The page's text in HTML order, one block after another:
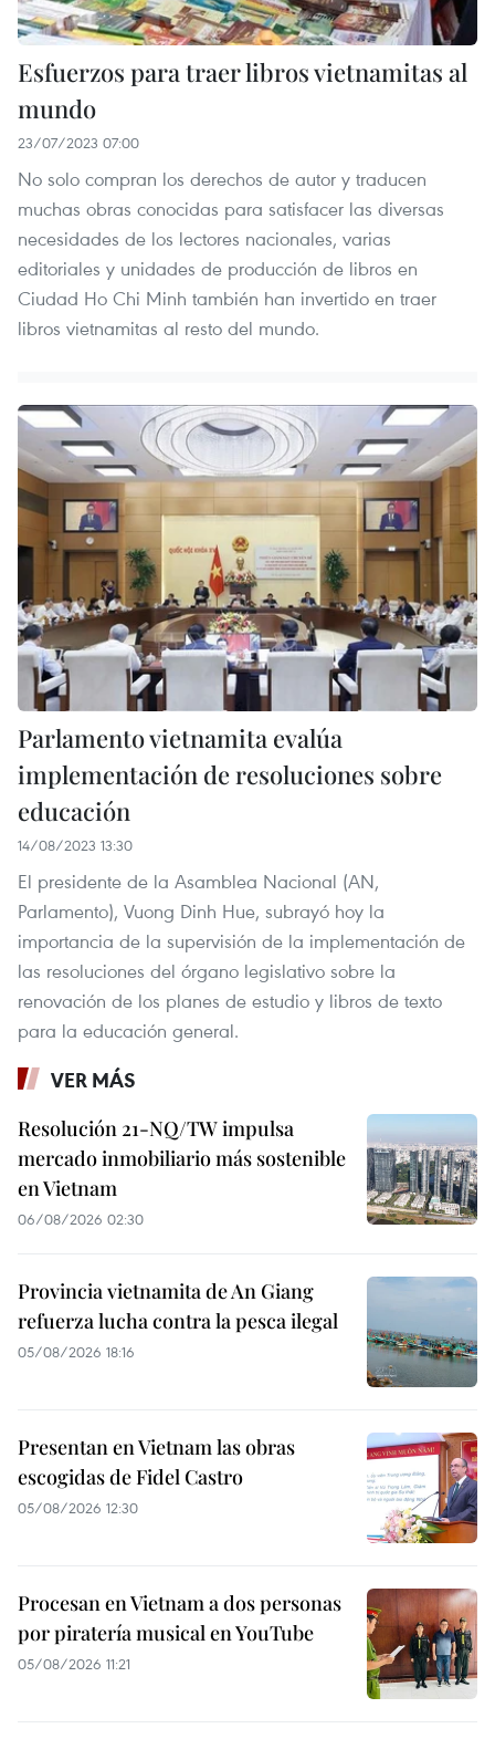
Esfuerzos para traer libros vietnamitas al
mundo
23/07/2023 07:00
No solo compran los derechos de autor y traducen
muchas obras conocidas para satisfacer las diversas
necesidades de los lectores nacionales, varias
editoriales y unidades de producción de libros en
Ciudad Ho Chi Minh también han invertido en traer
libros vietnamitas al resto del mundo.
Parlamento vietnamita evalúa
implementación de resoluciones sobre
educación
14/08/2023 13:30
El presidente de la Asamblea Nacional (AN,
Parlamento), Vuong Dinh Hue, subrayó hoy la
importancia de la supervisión de la implementación de
las resoluciones del órgano legislativo sobre la
renovación de los planes de estudio y libros de texto
para la educación general.
VER MÁS
Resolución 21-NQ/TW impulsa
mercado inmobiliario más sostenible
en Vietnam
06/08/2026 02:30
Provincia vietnamita de An Giang
refuerza lucha contra la pesca ilegal
05/08/2026 18:16
Presentan en Vietnam las obras
escogidas de Fidel Castro
05/08/2026 12:30
Procesan en Vietnam a dos personas
por piratería musical en YouTube
05/08/2026 11:21